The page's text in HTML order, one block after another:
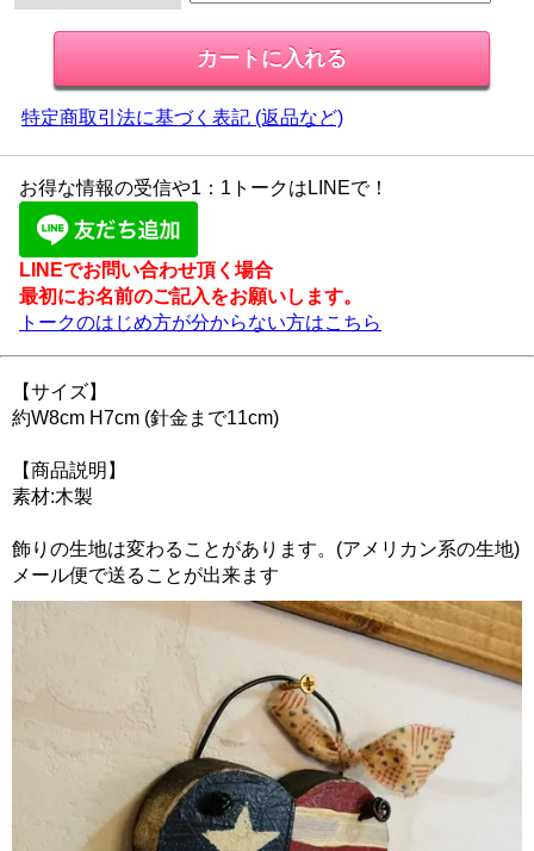
特定商取引法に基づく表記 (返品など)
お得な情報の受信や1：1トークはLINEで！
LINEでお問い合わせ頂く場合
最初にお名前のご記入をお願いします。
トークのはじめ方が分からない方はこちら
【サイズ】
約W8cm H7cm (針金まで11cm)
【商品説明】
素材:木製
飾りの生地は変わることがあります。(アメリカン系の生地)
メール便で送ることが出来ます